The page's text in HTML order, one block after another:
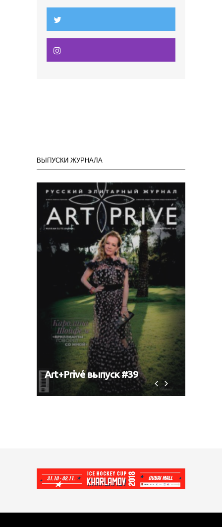
ВЫПУСКИ ЖУРНАЛА
Art+Privé выпуск #39